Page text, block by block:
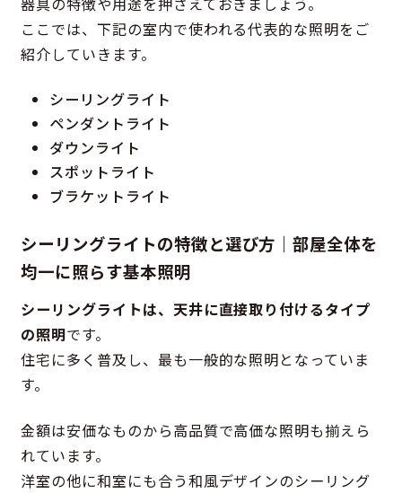
ここでは、下記の室内で使われる代表的な照明をご
紹介していきます。
シーリングライト
ペンダントライト
ダウンライト
スポットライト
ブラケットライト
シーリングライトの特徴と選び方｜部屋全体を
均一に照らす基本照明
シーリングライトは、天井に直接取り付けるタイプ
の照明です。
住宅に多く普及し、最も一般的な照明となっていま
す。
金額は安価なものから高品質で高価な照明も揃えら
れています。
洋室の他に和室にも合う和風デザインのシーリング